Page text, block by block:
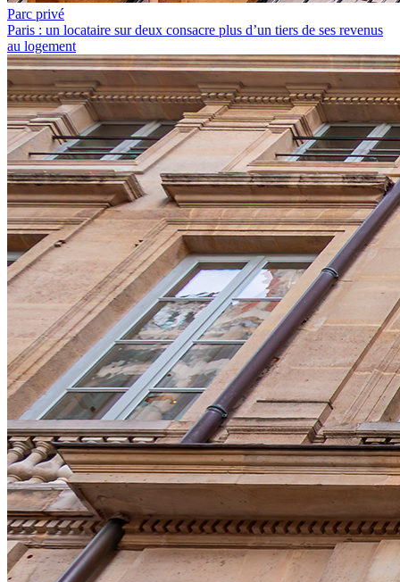
Parc privé
Paris : un locataire sur deux consacre plus d’un tiers de ses revenus
au logement